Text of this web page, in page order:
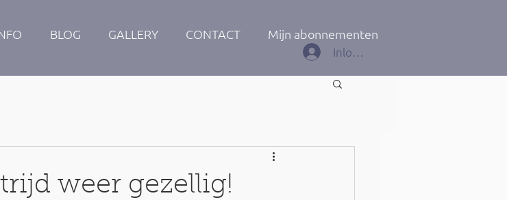
BLOG GALLERY CONTACT Mijn abonnementen
Inloggen
weer gezellig!